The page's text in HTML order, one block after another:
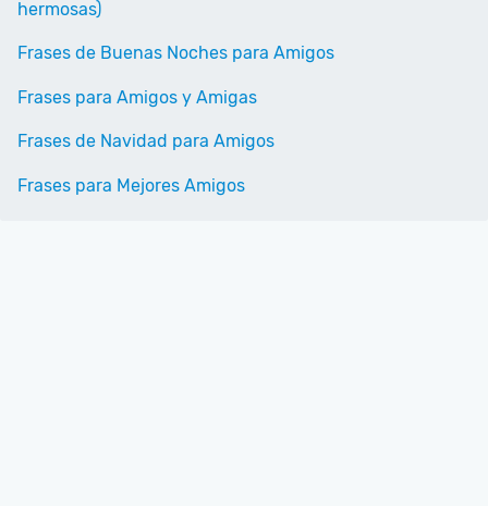
hermosas)
Frases de Buenas Noches para Amigos
Frases para Amigos y Amigas
Frases de Navidad para Amigos
Frases para Mejores Amigos